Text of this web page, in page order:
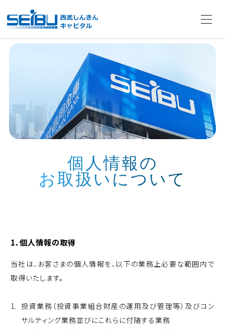
個人情報の
お取扱いについて
1．個人情報の取得
当社は、お客さまの個人情報を、以下の業務上必要な範囲内で
取得いたします。
投資業務（投資事業組合財産の運用及び管理等）及びコン
サルティング業務並びにこれらに付随する業務